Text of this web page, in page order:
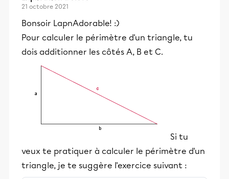
21 octobre 2021
Bonsoir LapnAdorable! :)
Pour calculer le périmètre d'un triangle, tu
dois additionner les côtés A, B et C.
Si tu
veux te pratiquer à calculer le périmètre d'un
triangle, je te suggère l'exercice suivant :